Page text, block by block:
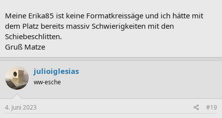
Meine Erika85 ist keine Formatkreissäge und ich hätte mit
dem Platz bereits massiv Schwierigkeiten mit den
Schiebeschlitten.
Gruß Matze
julioiglesias
ww-esche
4. Juni 2023 #19